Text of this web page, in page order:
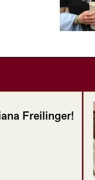
Freilinger!